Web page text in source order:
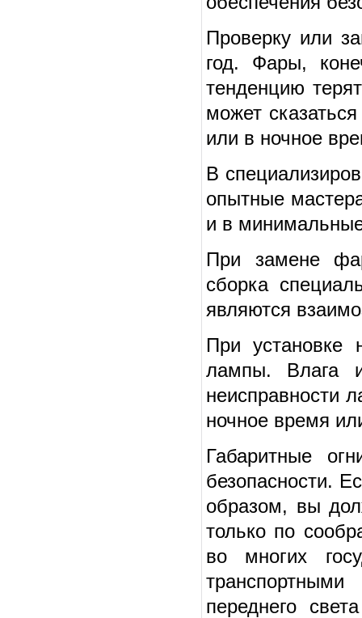
Проверку или
год. Фары,
тенденцию
может
или в ночное
В
опытные
и в
При замене
сборка
являются
При установке
лампы. Влага
неисправности
ночное время
Габаритные
безопасности.
образом, вы
только по
во многих
переднего